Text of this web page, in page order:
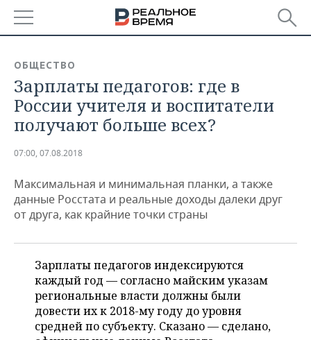
БАШКОРТОСТАН
ТАТАРСТАН
НОВОСТИ
АНАЛИТИКА
ДЕКЛАРАЦИИ О ДОХОДАХ
КОРОЛИ ГОСЗАКАЗА ПФО
ВУЗЫ ТАТАРСТАНА
КОМУ ПРИНАДЛЕЖАТ
ТОРГОВЫЕ ЦЕНТРЫ
ТАТАРСТАНА
НОВОСТИ ЭКОНОМИКИ
ФИНАНСЫ
БАНКИ
БЮДЖЕТ
ИНВЕСТИЦИИ
ПРОМЫШЛЕННОСТЬ
НОВОСТИ
ПРОМЫШЛЕННОСТИ
МАШИНОСТРОЕНИЕ
НЕФТЕХИМИЯ
НЕДВИЖИМОСТЬ
НОВОСТИ НЕДВИЖИМОСТИ
АВТО
НОВОСТИ АВТО
БИЗНЕС
НОВОСТИ БИЗНЕСА
РОЗНИЧНАЯ ТОРГОВЛЯ
ТЕХНОЛОГИИ
НОВОСТИ ТЕХНОЛОГИЙ
МЕРОПРИЯТИЯ
ОБЩЕСТВО
Зарплаты педагогов: где в
России учителя и воспитатели
получают больше всех?
07:00, 07.08.2018
Максимальная и минимальная планки, а также
данные Росстата и реальные доходы далеки друг
от друга, как крайние точки страны
Зарплаты педагогов индексируются
каждый год — согласно майским указам
региональные власти должны были
довести их к 2018-му году до уровня
средней по субъекту. Сказано — сделано,